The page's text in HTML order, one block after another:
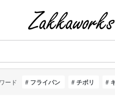
ード フライパン チボリ